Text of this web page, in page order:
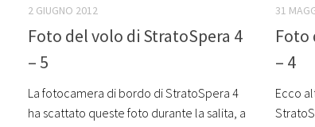
2 GIUGNO 2012
Foto del volo di StratoSpera 4
– 5
La fotocamera di bordo di StratoSpera 4
ha scattato queste foto durante la salita, a
31
Foto
– 4
Ecco